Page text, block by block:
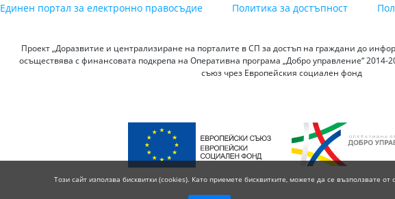
Единен портал за електронно правосъдие Политика за достъпност
Проект „Доразвитие и централизиране на порталите в СП за достъп на граждани до
осъществява с финансовата подкрепа на Оперативна програма „Добро управление“ 2014-
съюз чрез Европейския социален фонд
Този сайт използва бисквитки (cookies). Като приемете бисквитките, можете да се възползвате